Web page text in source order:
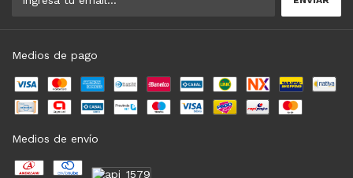
Medios de pago
Medios de envío